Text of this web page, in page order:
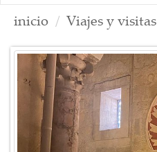
inicio Viajes y visitas